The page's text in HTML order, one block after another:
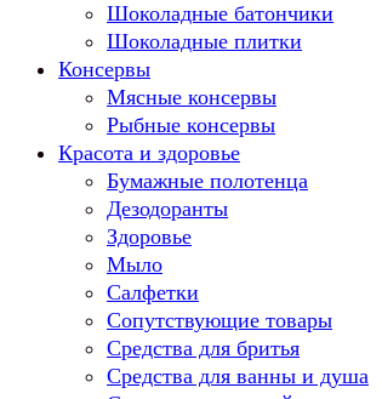
Шоколадные батончики
Шоколадные плитки
Консервы
Мясные консервы
Рыбные консервы
Красота и здоровье
Бумажные полотенца
Дезодоранты
Здоровье
Мыло
Салфетки
Сопутствующие товары
Средства для бритья
Средства для ванны и душа